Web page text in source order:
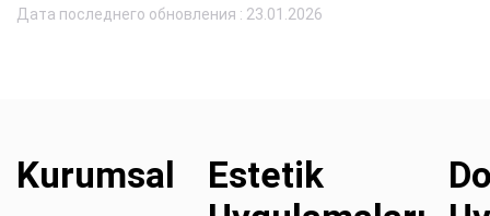
Дата последнего обновления : 23.01.2026
Kurumsal
Estetik